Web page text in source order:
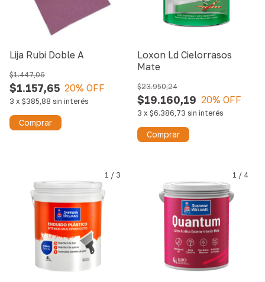
Lija Rubi Doble A
$1.157,65
$1.447,06
20% OFF
3 x $385,88 sin interés
Comprar
Loxon Ld Cielorrasos
Mate
$19.160,19
$23.950,24
20% OFF
3 x $6.386,73 sin interés
Comprar
1 / 3 1 / 4